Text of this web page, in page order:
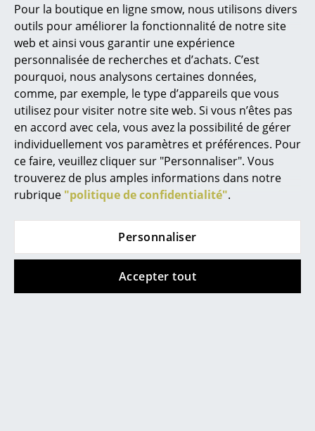
Pour la boutique en ligne smow, nous utilisons divers
outils pour améliorer la fonctionnalité de notre site
web et ainsi vous garantir une expérience
personnalisée de recherches et d’achats. C’est
pourquoi, nous analysons certaines données,
comme, par exemple, le type d’appareils que vous
utilisez pour visiter notre site web. Si vous n’êtes pas
en accord avec cela, vous avez la possibilité de gérer
individuellement vos paramètres et préférences. Pour
ce faire, veuillez cliquer sur "Personnaliser". Vous
trouverez de plus amples informations dans notre
rubrique "politique de confidentialité".
Personnaliser
Accepter tout
Lampadaires et Liseuses
Lampes de sol
Appliques murales
Luminaires d’extérieur
Lampes sans fil
... voir tous les luminaires
Lits
Lits doubles
service@smow.ch
Contacter showroom